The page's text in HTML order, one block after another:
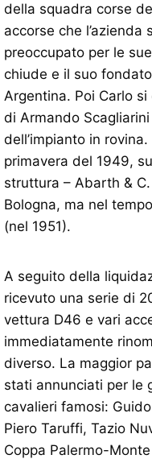
della squadra corse
accorse che
preoccupato per le
chiude e il suo
Argentina. Poi Carlo
di Armando
dell’impianto in
primavera del 1949,
struttura – Abarth &
Bologna, ma nel
(nel 1951).
A seguito della
ricevuto una serie di
vettura D46 e vari
immediatamente
diverso. La maggior
stati annunciati per le
cavalieri famosi:
Piero Taruffi, Tazio
Coppa Palermo-